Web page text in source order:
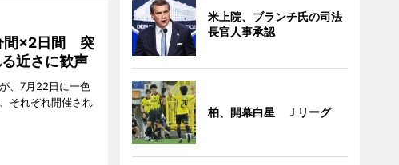
間×2日間 突
近さに歓声
、7月22日に一色
それぞれ開催され
米上院、ブランチ氏の司法
長官人事承認
柏、開幕白星 Ｊリーグ